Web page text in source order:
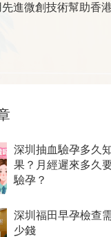
進微創技術幫助香
深圳抽血驗孕多久
果？月經遲來多久
驗孕？
深圳福田早孕檢查
少錢